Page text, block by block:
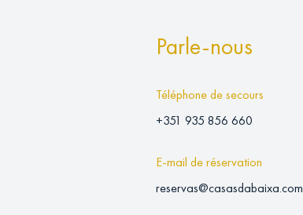
Parle-nous
Téléphone de secours
+351 935 856 660
E-mail de réservation
reservas@casasdabaixa.com